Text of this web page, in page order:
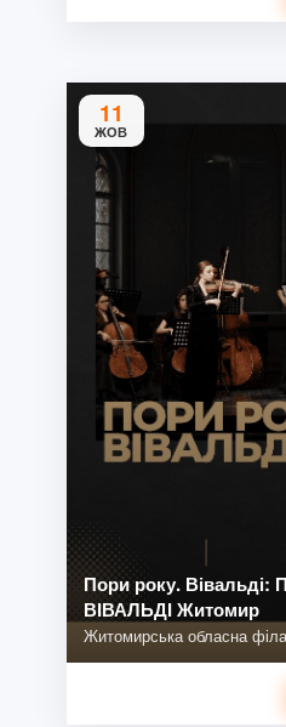
11
ЖОВ
Пори року.
ВІВАЛЬДІ Житомир
Житомирська обласна